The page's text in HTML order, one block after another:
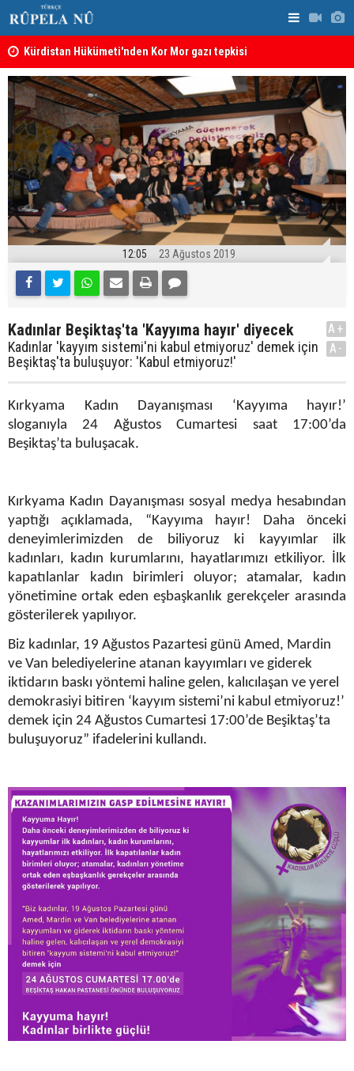
Kürdistan Hükümeti'nden Kor Mor gazı tepkisi
12:05 23 Ağustos 2019
Kadınlar Beşiktaş'ta 'Kayyıma hayır' diyecek
Kadınlar 'kayyım sistemi'ni kabul etmiyoruz' demek için
Beşiktaş'ta buluşuyor: 'Kabul etmiyoruz!'
A+
A-
Kırkyama Kadın Dayanışması ‘Kayyıma hayır!’
sloganıyla 24 Ağustos Cumartesi saat 17:00’da
Beşiktaş’ta buluşacak.
Kırkyama Kadın Dayanışması sosyal medya hesabından
yaptığı açıklamada, “Kayyıma hayır! Daha önceki
deneyimlerimizden de biliyoruz ki kayyımlar ilk
kadınları, kadın kurumlarını, hayatlarımızı etkiliyor. İlk
kapatılanlar kadın birimleri oluyor; atamalar, kadın
yönetimine ortak eden eşbaşkanlık gerekçeler arasında
gösterilerek yapılıyor.
Biz kadınlar, 19 Ağustos Pazartesi günü Amed, Mardin
ve Van belediyelerine atanan kayyımları ve giderek
iktidarın baskı yöntemi haline gelen, kalıcılaşan ve yerel
demokrasiyi bitiren ‘kayyım sistemi’ni kabul etmiyoruz!’
demek için 24 Ağustos Cumartesi 17:00’de Beşiktaş’ta
buluşuyoruz” ifadelerini kullandı.